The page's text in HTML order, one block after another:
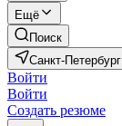
Ещё
Поиск
Санкт-Петербург
Войти
Войти
Создать резюме